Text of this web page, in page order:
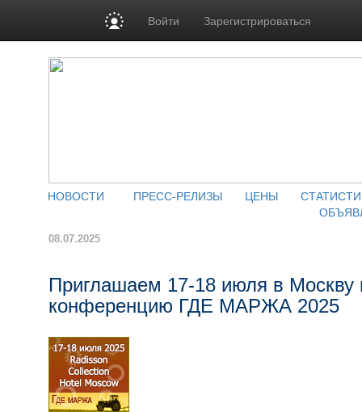
Войти Зарегистрироваться
НОВОСТИ ПРЕСС-РЕЛИЗЫ ЦЕНЫ
08.07.2025
Приглашаем 17-18 июля в Москву
конференцию ГДЕ МАРЖА 2025